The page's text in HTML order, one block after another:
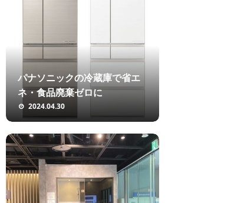
パナソニックの冷蔵庫で省エ
ネ・食品廃棄ゼロに
2024.04.30